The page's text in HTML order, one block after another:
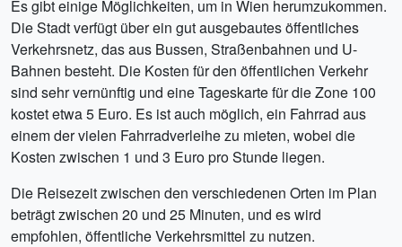
Es gibt einige Möglichkeiten, um in Wien herumzukommen.
Die Stadt verfügt über ein gut ausgebautes öffentliches
Verkehrsnetz, das aus Bussen, Straßenbahnen und U-
Bahnen besteht. Die Kosten für den öffentlichen Verkehr
sind sehr vernünftig und eine Tageskarte für die Zone 100
kostet etwa 5 Euro. Es ist auch möglich, ein Fahrrad aus
einem der vielen Fahrradverleihe zu mieten, wobei die
Kosten zwischen 1 und 3 Euro pro Stunde liegen.
Die Reisezeit zwischen den verschiedenen Orten im Plan
beträgt zwischen 20 und 25 Minuten, und es wird
empfohlen, öffentliche Verkehrsmittel zu nutzen.